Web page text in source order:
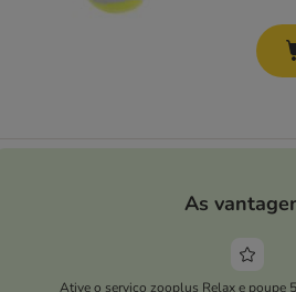
As
Ative o serviço zooplus Relax e poupe